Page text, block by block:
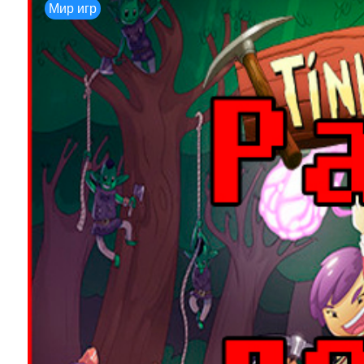
Мир игр